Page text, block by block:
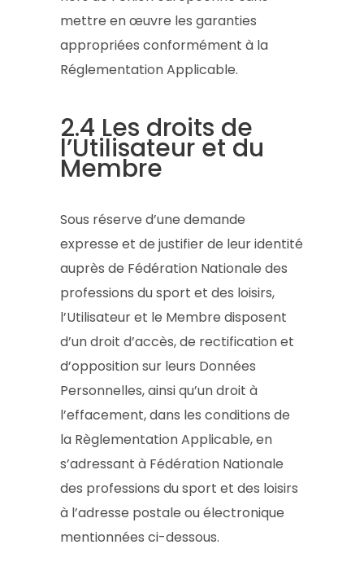
mettre en œuvre les garanties
appropriées conformément à la
Réglementation Applicable.
2.4 Les droits de
l’Utilisateur et du
Membre
Sous réserve d’une demande
expresse et de justifier de leur identité
auprès de Fédération Nationale des
professions du sport et des loisirs,
l’Utilisateur et le Membre disposent
d’un droit d’accès, de rectification et
d’opposition sur leurs Données
Personnelles, ainsi qu’un droit à
l’effacement, dans les conditions de
la Règlementation Applicable, en
s’adressant à Fédération Nationale
des professions du sport et des loisirs
à l’adresse postale ou électronique
mentionnées ci-dessous.